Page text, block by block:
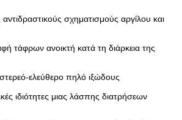
σχηματισμούς αργίλου και
τάφρων ανοικτή κατά τη διάρκεια της
ελεύθερο πηλό ιξώδους
ιδιότητες μιας λάσπης διατρήσεων